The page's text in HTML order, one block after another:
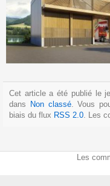
Cet article a été publié le
dans Non classé. Vous
biais du flux RSS 2.0 . Les
Les